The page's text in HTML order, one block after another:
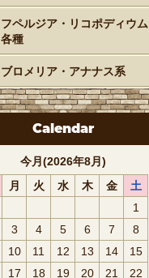
フペルジア・リコポディウム
各種
ブロメリア・アナナス系
Calendar
今月(2026年8月)
月 火 水 木 金
土
1
3 4 5 6 7
8
10 11 12 13 14
15
17 18 19 20 21
22